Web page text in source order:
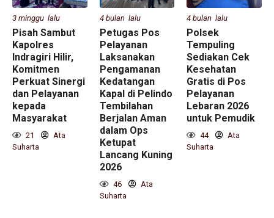
3 minggu lalu
Pisah Sambut
Kapolres
Indragiri Hilir,
Komitmen
Perkuat Sinergi
dan Pelayanan
kepada
Masyarakat
21
Ata
Suharta
4 bulan lalu
Petugas Pos
Pelayanan
Laksanakan
Pengamanan
Kedatangan
Kapal di Pelindo
Tembilahan
Berjalan Aman
dalam Ops
Ketupat
Lancang Kuning
2026
46
Ata
Suharta
4 bulan lalu
Polsek
Tempuling
Sediakan Cek
Kesehatan
Gratis di Pos
Pelayanan
Lebaran 2026
untuk Pemudik
44
Ata
Suharta